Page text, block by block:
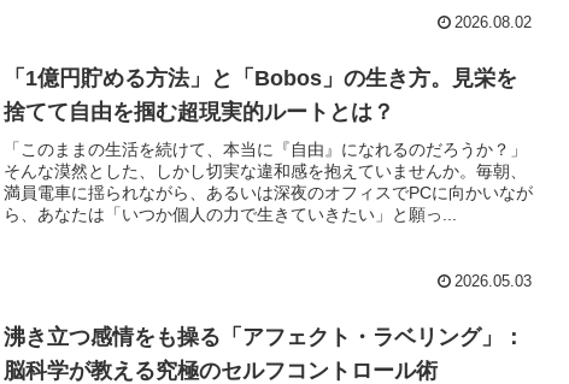
2026.08.02
「1億円貯める方法」と「Bobos」の生き方。見栄を
捨てて自由を掴む超現実的ルートとは？
「このままの生活を続けて、本当に『自由』になれるのだろうか？」
そんな漠然とした、しかし切実な違和感を抱えていませんか。毎朝、
満員電車に揺られながら、あるいは深夜のオフィスでPCに向かいなが
ら、あなたは「いつか個人の力で生きていきたい」と願っ...
2026.05.03
沸き立つ感情をも操る「アフェクト・ラベリング」：
脳科学が教える究極のセルフコントロール術